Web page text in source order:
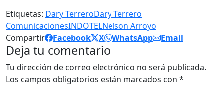
Etiquetas: Dary TerreroDary Terrero
ComunicacionesINDOTELNelson Arroyo
Compartir
Facebook X WhatsApp Email
Deja tu comentario
Tu dirección de correo electrónico no será publicada.
Los campos obligatorios están marcados con *